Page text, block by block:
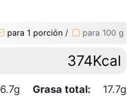
para 1 porción / para 100 g
374Kcal
6.7g Grasa total:
17.7g